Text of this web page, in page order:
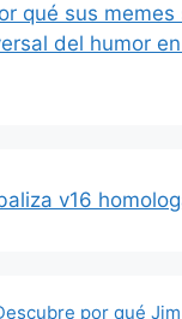
qué sus
del humor
v16
por qué